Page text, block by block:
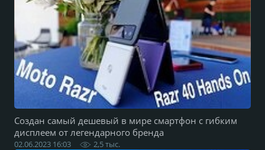
Создан самый дешевый в мире смартфон с гибким
дисплеем от легендарного бренда
02.06.2023 16:03 2,5 тыс.